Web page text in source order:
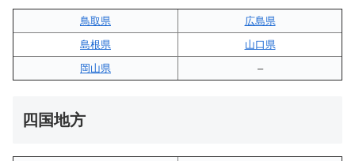
鳥取県
広島県
島根県
山口県
岡山県
–
四国地方